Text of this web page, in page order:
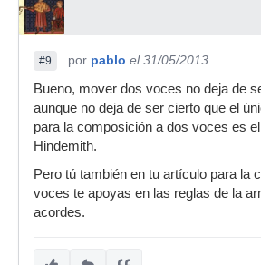
#9 por pablo el 31/05/2013
Bueno, mover dos voces no deja de
aunque no deja de ser cierto que el
para la composición a dos voces es el
Hindemith.
Pero tú también en tu artículo para la
voces te apoyas en las reglas de la
acordes.